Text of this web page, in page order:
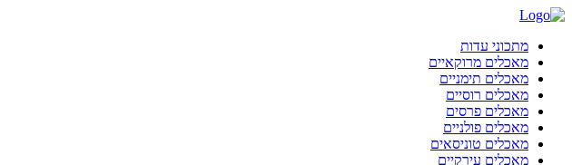
מתכוני עדות
מאכלים מרוקאיים
מאכלים תימניים
מאכלים רוסיים
מאכלים פרסים
מאכלים פולניים
מאכלים טוניסאים
מאכלים עירקיים